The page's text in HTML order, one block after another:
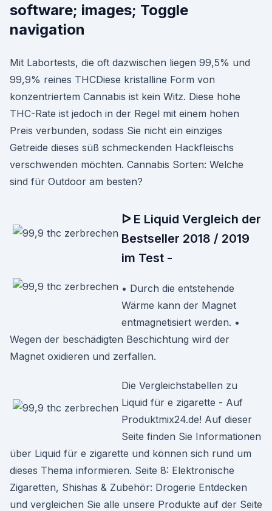
software; images; Toggle
navigation
Mit Labortests, die oft dazwischen liegen 99,5% und
99,9% reines THCDiese kristalline Form von
konzentriertem Cannabis ist kein Witz. Diese hohe
THC-Rate ist jedoch in der Regel mit einem hohen
Preis verbunden, sodass Sie nicht ein einziges
Getreide dieses süß schmeckenden Hackfleischs
verschwenden möchten. Cannabis Sorten: Welche
sind für Outdoor am besten?
ᐅ E Liquid Vergleich der
Bestseller 2018 / 2019
im Test -
• Durch die entstehende
Wärme kann der Magnet
entmagnetisiert werden. •
Wegen der beschädigten Beschichtung wird der
Magnet oxidieren und zerfallen.
Die Vergleichstabellen zu
Liquid für e zigarette - Auf
Produktmix24.de! Auf dieser
Seite finden Sie Informationen
über Liquid für e zigarette und können sich rund um
dieses Thema informieren. Seite 8: Elektronische
Zigaretten, Shishas & Zubehör: Drogerie Entdecken
und vergleichen Sie alle unsere Produkte auf der Seite